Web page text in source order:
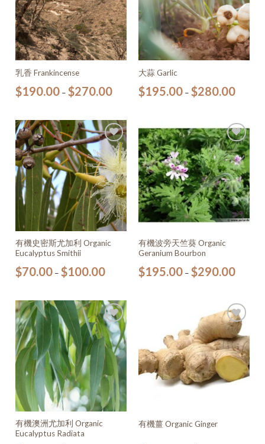
乳香 Frankincense
$190.00 – $270.00
大蒜 Garlic
$195.00– $280.00
加入
願望
清單
有機史密斯尤加利 Organic
Eucalyptus Smithii
$70.00 – $100.00
加入
願望
清單
有機波旁天竺葵 Organic
Geranium Bourbon
$195.00– $290.00
加入
願望
清單
有機澳洲尤加利 Organic
Eucalyptus Radiata
加入
願望
清單
有機薑 Organic Ginger